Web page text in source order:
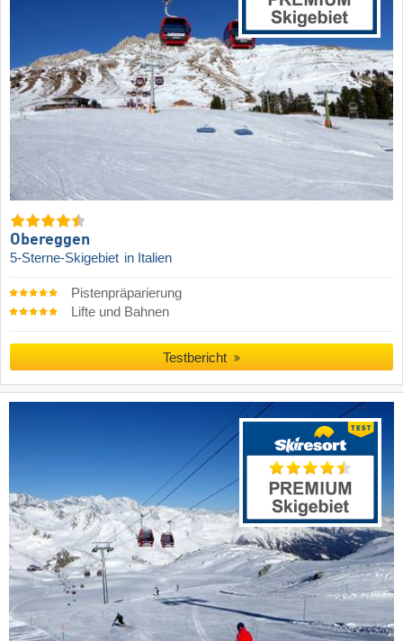
Obereggen
5-Sterne-Skigebiet in Italien
Pistenpräparierung
Lifte und Bahnen
Testbericht